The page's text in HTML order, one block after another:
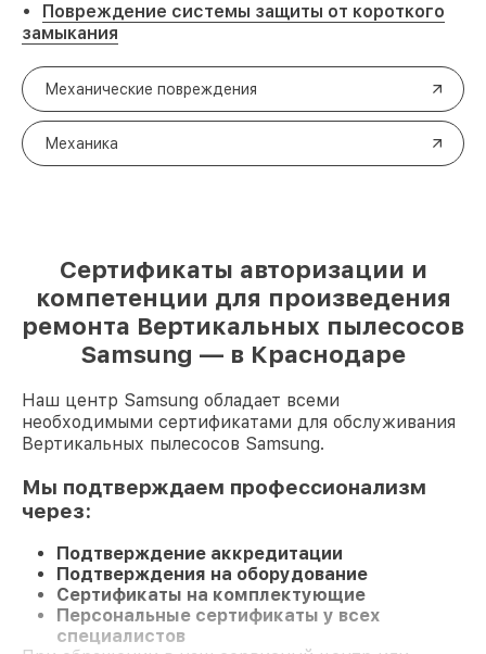
Повреждение системы защиты от короткого
замыкания
Механические повреждения
Механика
Сертификаты авторизации и
компетенции для произведения
ремонта Вертикальных пылесосов
Samsung — в Краснодаре
Наш центр Samsung обладает всеми
необходимыми сертификатами для обслуживания
Вертикальных пылесосов Samsung.
Мы подтверждаем профессионализм
через:
Подтверждение аккредитации
Подтверждения на оборудование
Сертификаты на комплектующие
Персональные сертификаты у всех
специалистов